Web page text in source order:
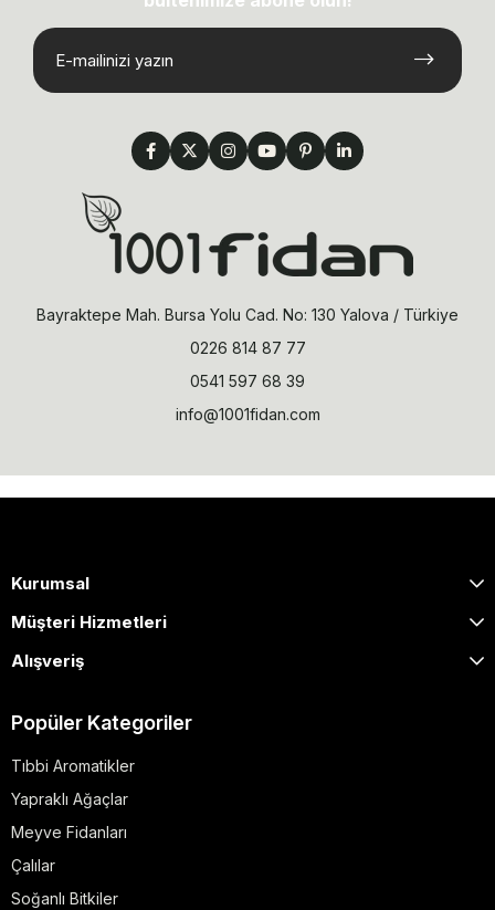
Bayraktepe Mah. Bursa Yolu Cad. No: 130 Yalova / Türkiye
0226 814 87 77
0541 597 68 39
info@1001fidan.com
Kurumsal
Müşteri Hizmetleri
Alışveriş
Popüler Kategoriler
Tıbbi Aromatikler
Yapraklı Ağaçlar
Meyve Fidanları
Çalılar
Soğanlı Bitkiler